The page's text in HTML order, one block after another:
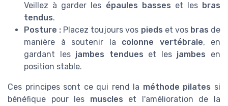
Veillez à garder les épaules basses et les bras
tendus.
Posture : Placez toujours vos pieds et vos bras de
manière à soutenir la colonne vertébrale, en
gardant les jambes tendues et les jambes en
position stable.
Ces principes sont ce qui rend la méthode pilates si
bénéfique pour les muscles et l'amélioration de la